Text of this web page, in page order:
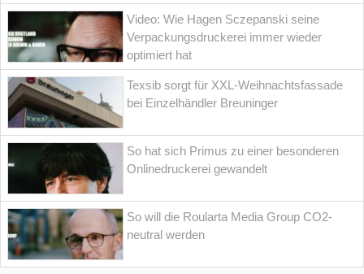
Video: Wie Hagen Sczepanski seine
Verpackungsdruckerei immer wieder
optimiert hat
Texsib sorgt für XXL-Weihnachtsfassade
bei Einzelhändler Breuninger
So hat sich Primus zu einer besonderen
Onlinedruckerei gewandelt
So will die Roularta Media Group CO2-
neutral werden